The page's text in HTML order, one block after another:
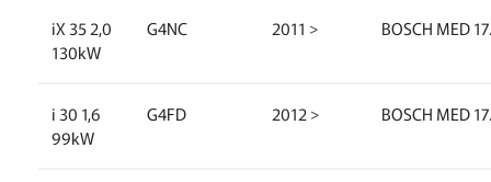
iX 35 2,0
130kW
G4NC 2011 > BOSCH MED
i 30 1,6
99kW
G4FD 2012 > BOSCH MED